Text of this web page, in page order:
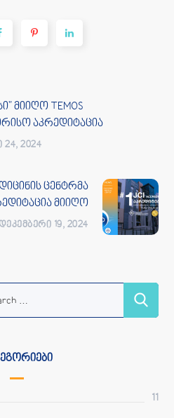
მიიღო TEMOS
აკრედიტაცია
2024
ცენტრმა
მიიღო
ᲓᲔᲙᲔᲛᲑᲔᲠᲘ 19, 2024
11